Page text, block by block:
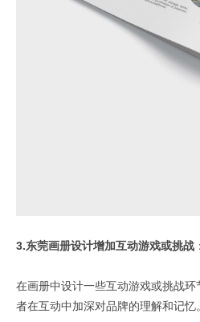
3.东莞画册设计增加互动游戏或挑战：
在画册中设计一些互动游戏或挑战
者在互动中加深对品牌的理解和记忆。